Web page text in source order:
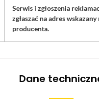
Serwis i zgłoszenia
zgłaszać na adres
producenta.
Dane